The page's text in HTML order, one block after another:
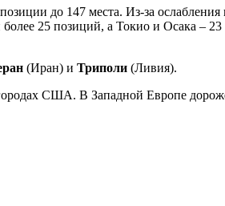
до 147 места. Из-за
25 позиций, а Токио и Осака –
(Иран) и Триполи (Ливия).
США. В Западной Европе